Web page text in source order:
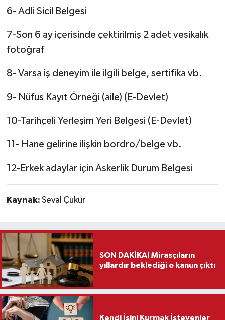
6- Adli Sicil Belgesi
7-Son 6 ay içerisinde çektirilmiş 2 adet vesikalık
fotoğraf
8- Varsa iş deneyim ile ilgili belge, sertifika vb.
9- Nüfus Kayıt Örneği (aile) (E-Devlet)
10-Tarihçeli Yerleşim Yeri Belgesi (E-Devlet)
11- Hane gelirine ilişkin bordro/belge vb.
12-Erkek adaylar için Askerlik Durum Belgesi
Kaynak: Seval Çukur
SON DAKİKA! Mirasçıların
yıllardır beklediği o kanun çıktı
Kendi İşini Kurmak İsteyenler